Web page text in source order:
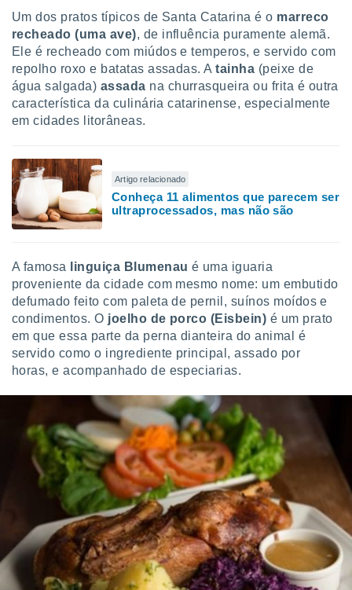
através
estudos
e
de
Um dos pratos típicos de Santa Catarina é o marreco
recheado (uma ave), de influência puramente alemã.
Ele é recheado com miúdos e temperos, e servido com
repolho roxo e batatas assadas. Atainha (peixe de
água salgada) assada na churrasqueira ou frita é outra
característica da culinária catarinense, especialmente
em cidades litorâneas.
Artigo relacionado
Conheça 11 alimentos que parecem ser
ultraprocessados, mas não são
A famosa linguiça Blumenau é uma iguaria
proveniente da cidade com mesmo nome: um embutido
defumado feito com paleta de pernil, suínos moídos e
condimentos. O joelho de porco (Eisbein) é um prato
em que essa parte da perna dianteira do animal é
servido como o ingrediente principal, assado por
horas, e acompanhado de especiarias.